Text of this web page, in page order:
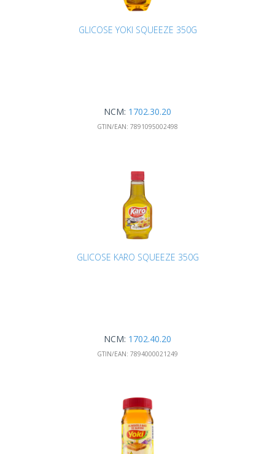
GLICOSE YOKI SQUEEZE 350G
NCM: 1702.30.20
GTIN/EAN: 7891095002498
GLICOSE KARO SQUEEZE 350G
NCM: 1702.40.20
GTIN/EAN: 7894000021249